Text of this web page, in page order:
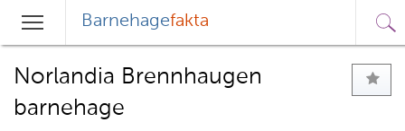
Hovedmeny
Barnehagefakta
Norlandia Brennhaugen
barnehage